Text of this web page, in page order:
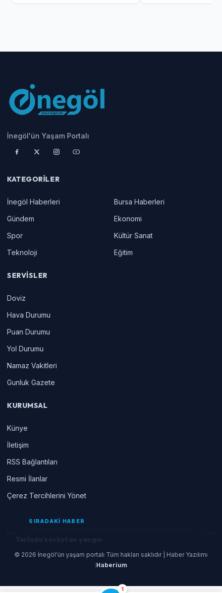
1
İnegöl'ün Yaşam Portalı
KATEGORILER
İnegöl Haberleri
Bursa Haberleri
Gündem
Ekonomi
Spor
Kültür Sanat
Teknoloji
Eğitim
SERVISLER
Doviz
Hava Durumu
Puan Durumu
Yol Durumu
Namaz Vakitleri
Gunluk Gazete
KURUMSAL
Künye
İletişim
RSS Bağlantıları
Resmi İlanlar
Çerez Tercihlerini Yönet
© 2026 İnegöl'ün yaşam portalı Tüm hakları saklıdır | Haber Yazılımı
:Haberium
SIRADAKİ HABER